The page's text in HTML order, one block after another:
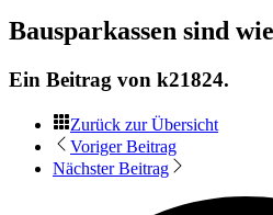
Bausparkassen sind
Ein Beitrag von k21824.
Zurück zur Übersicht
Voriger Beitrag
Nächster Beitrag